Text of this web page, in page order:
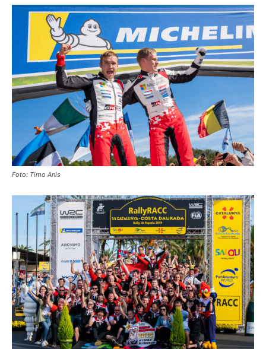
Foto: Timo Anis